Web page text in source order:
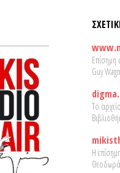
Επίσημη
Guy
Το
Η